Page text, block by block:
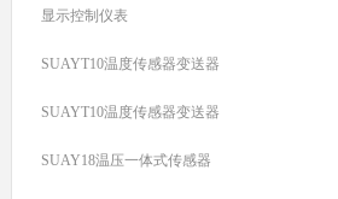
显示控制仪表
SUAYT10温度传感器变送器
SUAYT10温度传感器变送器
SUAY18温压一体式传感器